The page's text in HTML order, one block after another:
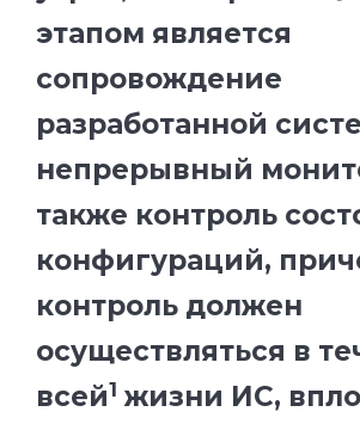
этапом является
сопровождение
разработанной
непрерывный
также контроль
конфигураций,
контроль должен
осуществляться в
всей1 жизни ИС,